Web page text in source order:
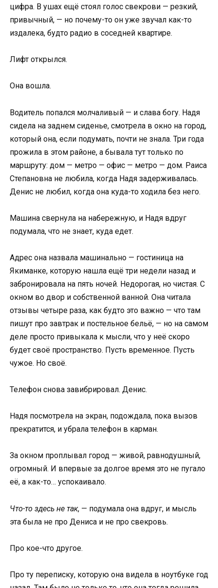
цифра. В ушах ещё стоял голос свекрови — резкий,
привычный, — но почему-то он уже звучал как-то
издалека, будто радио в соседней квартире.
Лифт открылся.
Она вошла.
Водитель попался молчаливый — и слава богу. Надя
сидела на заднем сиденье, смотрела в окно на город,
который она, если подумать, почти не знала. Три года
прожила в этом районе, а бывала тут только по
маршруту: дом — метро — офис — метро — дом. Раиса
Степановна не любила, когда Надя задерживалась.
Денис не любил, когда она куда-то ходила без него.
Машина свернула на набережную, и Надя вдруг
подумала, что не знает, куда едет.
Адрес она назвала машинально — гостиница на
Якиманке, которую нашла ещё три недели назад и
забронировала на пять ночей. Недорогая, но чистая. С
окном во двор и собственной ванной. Она читала
отзывы четыре раза, как будто это важно — что там
пишут про завтрак и постельное бельё, — но на самом
деле просто привыкала к мысли, что у неё скоро
будет своё пространство. Пусть временное. Пусть
чужое. Но своё.
Телефон снова завибрировал. Денис.
Надя посмотрела на экран, подождала, пока вызов
прекратится, и убрала телефон в карман.
За окном проплывал город — живой, равнодушный,
огромный. И впервые за долгое время это не пугало
её, а как-то… успокаивало.
Что-то здесь не так, — подумала она вдруг, и мысль
эта была не про Дениса и не про свекровь.
Про кое-что другое.
Про ту переписку, которую она видела в ноутбуке год